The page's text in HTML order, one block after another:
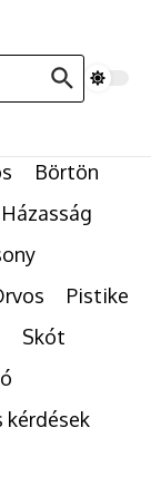
Börtön
Házasság
Pistike
Skót
kérdések